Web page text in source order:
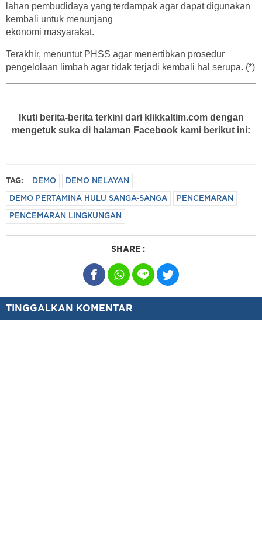
lahan pembudidaya yang terdampak agar dapat digunakan
kembali untuk menunjang
ekonomi masyarakat.
Terakhir, menuntut PHSS agar menertibkan prosedur
pengelolaan limbah agar tidak terjadi kembali hal serupa. (*)
Ikuti berita-berita terkini dari klikkaltim.com dengan
mengetuk suka di halaman Facebook kami berikut ini:
TAG: DEMO DEMO NELAYAN
DEMO PERTAMINA HULU SANGA-SANGA PENCEMARAN
PENCEMARAN LINGKUNGAN
SHARE :
TINGGALKAN KOMENTAR